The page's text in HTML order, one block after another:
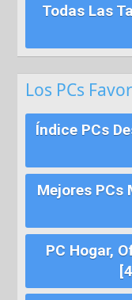
Todas Las
Los PCs
Índice PCs
Mejores PCs
PC Hogar,